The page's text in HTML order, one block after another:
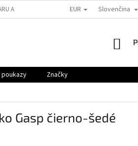
A REKLAMÁCIE GDPR KONTAKTY
EUR Slovenčina
Značky
Gasp čierno-šedé